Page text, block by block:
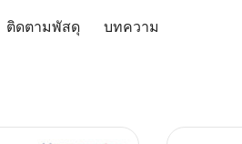
ติดตามพัสดุ บทความ